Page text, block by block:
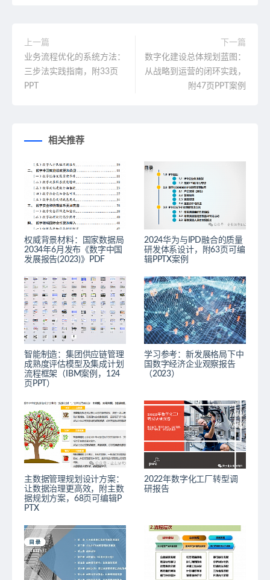
上一篇
业务流程优化的系统方法：
三步法实践指南，附33页
PPT
下一篇
数字化建设总体规划蓝图：
从战略到运营的闭环实践，
附47页PPT案例
相关推荐
权威背景材料：国家数据局
2034年6月发布《数字中国
发展报告(2023)》PDF
2024华为与IPD融合的质量
研发体系设计，附63页可编
辑PPTX案例
智能制造：集团供应链管理
成熟度评估模型及集成计划
流程框架（IBM案例，124
页PPT）
学习参考：新发展格局下中
国数字经济企业观察报告
（2023）
主数据管理规划设计方案：
让数据治理更高效，附主数
据规划方案，68页可编辑P
PTX
2022年数字化工厂转型调
研报告